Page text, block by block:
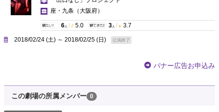
座・九条 （大阪府）
6 人 / 5.0 3 人 / 3.7
2018/02/24 (土) ～ 2018/02/25 (日) 公演終了
バナー広告お申込み
この劇場の所属メンバー 0